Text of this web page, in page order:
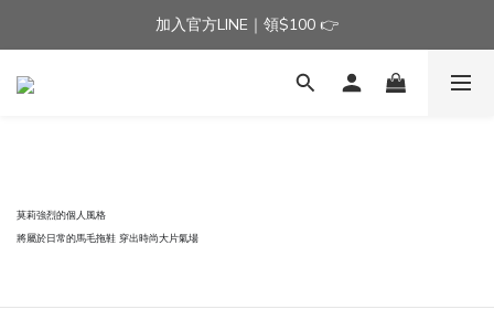
加入官方LINE｜領$100 👉
加入官方LINE｜領$100 👉
滿$3000免運費 | 滿$5000贈AISLE方塊酥髮夾乙個
莫莉強烈的個人風格
將屬於日常的馬毛拖鞋 穿出時尚大片氣場